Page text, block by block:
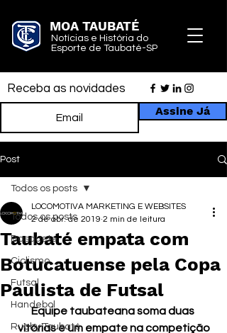
MOA TAUBATÉ
Notícias e História do
Esporte de Taubaté-SP
Receba as novidades
Assine Já
Post
Todos os posts
Basquete
Ciclismo
Futsal
Handebol
Rugby Taubaté
Todos os posts
Taubaté empata com
Botucatuense pela Copa
Paulista de Futsal
LOCOMOTIVA MARKETING E WEBSITES
2 de abr. de 2019 2 min de leitura
Equipe taubateana soma duas
vitórias e um empate na competição